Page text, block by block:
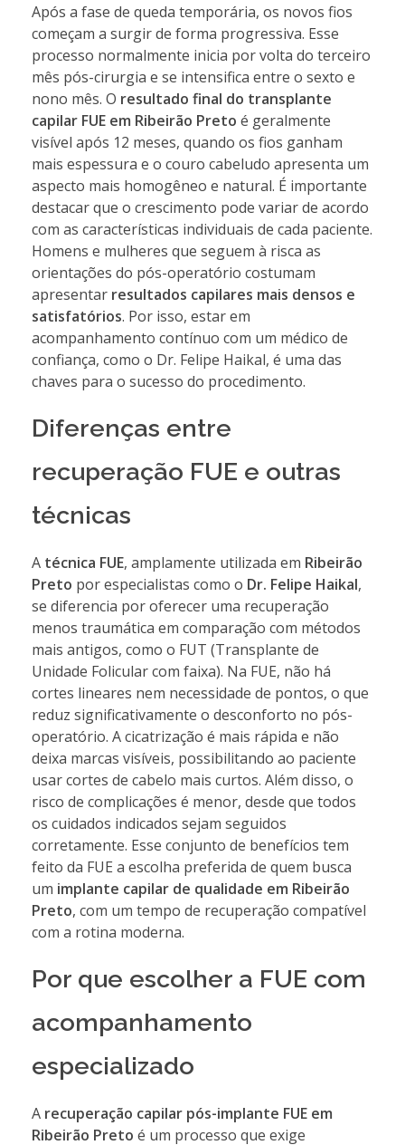
Após a fase de queda temporária, os novos fios
começam a surgir de forma progressiva. Esse
processo normalmente inicia por volta do terceiro
mês pós-cirurgia e se intensifica entre o sexto e
nono mês. O resultado final do transplante
capilar FUE em Ribeirão Preto é geralmente
visível após 12 meses, quando os fios ganham
mais espessura e o couro cabeludo apresenta um
aspecto mais homogêneo e natural. É importante
destacar que o crescimento pode variar de acordo
com as características individuais de cada paciente.
Homens e mulheres que seguem à risca as
orientações do pós-operatório costumam
apresentar resultados capilares mais densos e
satisfatórios. Por isso, estar em
acompanhamento contínuo com um médico de
confiança, como o Dr. Felipe Haikal, é uma das
chaves para o sucesso do procedimento.
Diferenças entre
recuperação FUE e outras
técnicas
A técnica FUE, amplamente utilizada em Ribeirão
Preto por especialistas como o Dr. Felipe Haikal,
se diferencia por oferecer uma recuperação
menos traumática em comparação com métodos
mais antigos, como o FUT (Transplante de
Unidade Folicular com faixa). Na FUE, não há
cortes lineares nem necessidade de pontos, o que
reduz significativamente o desconforto no pós-
operatório. A cicatrização é mais rápida e não
deixa marcas visíveis, possibilitando ao paciente
usar cortes de cabelo mais curtos. Além disso, o
risco de complicações é menor, desde que todos
os cuidados indicados sejam seguidos
corretamente. Esse conjunto de benefícios tem
feito da FUE a escolha preferida de quem busca
um implante capilar de qualidade em Ribeirão
Preto, com um tempo de recuperação compatível
com a rotina moderna.
Por que escolher a FUE com
acompanhamento
especializado
A recuperação capilar pós-implante FUE em
Ribeirão Preto é um processo que exige